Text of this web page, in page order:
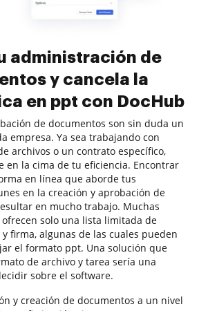
administración de
y cancela la
en ppt con DocHub
de documentos son sin duda un
empresa. Ya sea trabajando con
archivos o un contrato específico,
en la cima de tu eficiencia. Encontrar
en línea que aborde tus
en la creación y aprobación de
en mucho trabajo. Muchas
solo una lista limitada de
firma, algunas de las cuales pueden
el formato ppt. Una solución que
de archivo y tarea sería una
sobre el software.
y creación de documentos a un nivel